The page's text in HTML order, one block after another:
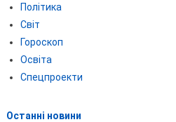
Політика
Світ
Гороскоп
Освіта
Спецпроекти
Останні новини